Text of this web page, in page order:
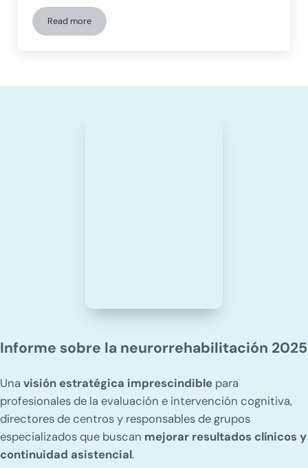
Read moreLa consciencia de los déficits en la recuperación del daño
Informe sobre la neurorrehabilitación 2025
Unavisión estratégica imprescindible para
profesionales de la evaluación e intervención cognitiva,
directores de centros y responsables de grupos
especializados que buscan mejorar resultados clínicos y
continuidad asistencial.